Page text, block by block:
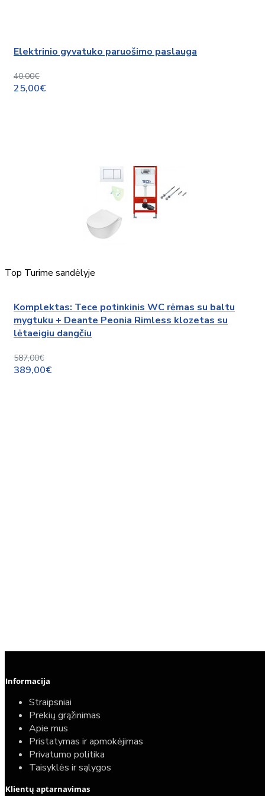
Elektrinio gyvatuko paruošimo paslauga
40,00€
25,00€
Top Turime sandėlyje
Komplektas: Tece potinkinis WC rėmas su baltu
mygtuku + Deante Peonia Rimless klozetas su
lėtaeigiu dangčiu
587,00€
389,00€
Informacija
Straipsniai
Prekių grąžinimas
Apie mus
Pristatymas ir apmokėjimas
Privatumo politika
Taisyklės ir sąlygos
Klientų aptarnavimas